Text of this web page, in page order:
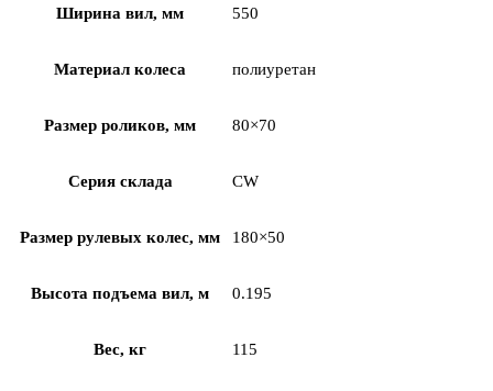
Ширина вил, мм 550
Материал колеса полиуретан
Размер роликов, мм 80×70
Серия склада CW
Размер рулевых колес, мм 180×50
Высота подъема вил, м 0.195
Вес, кг 115